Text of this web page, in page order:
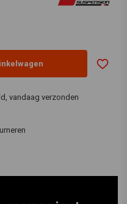
vandaag verzonden